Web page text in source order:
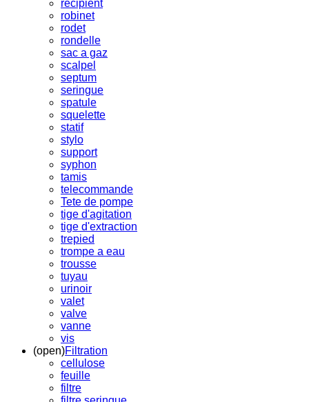
recipient
robinet
rodet
rondelle
sac a gaz
scalpel
septum
seringue
spatule
squelette
statif
stylo
support
syphon
tamis
telecommande
Tete de pompe
tige d'agitation
tige d'extraction
trepied
trompe a eau
trousse
tuyau
urinoir
valet
valve
vanne
vis
(open)Filtration
cellulose
feuille
filtre